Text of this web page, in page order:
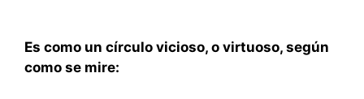
Es como un círculo vicioso, o virtuoso, según
como se mire: